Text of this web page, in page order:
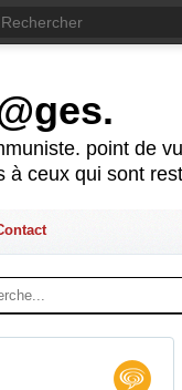
point de
à ceux qui sont